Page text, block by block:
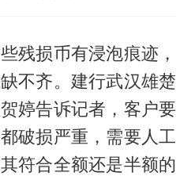
残损币有浸泡痕迹，
不齐。建行武汉雄楚
婷告诉记者，客户要
破损严重，需要人工
符合全额还是半额的